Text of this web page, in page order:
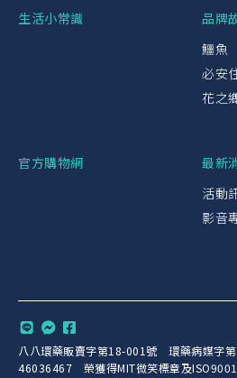
生活小常識
品牌
鱷魚
必安
花之
官方購物網
最新
活動
影音
八八環藥販賣字第18-001號 環藥病媒字
46036467 榮獲得MIT微笑標章及